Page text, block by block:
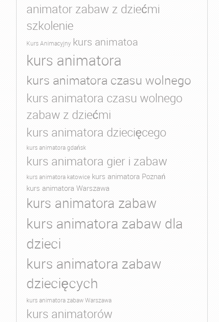
animator zabaw z dziećmi
szkolenie
Kurs Animacyjny kurs animatoa
kurs animatora
kurs animatora czasu wolnego
kurs animatora czasu wolnego
zabaw z dziećmi
kurs animatora dziecięcego
kurs animatora gdańsk
kurs animatora gier i zabaw
kurs animatora katowice kurs animatora Poznań
kurs animatora Warszawa
kurs animatora zabaw
kurs animatora zabaw dla
dzieci
kurs animatora zabaw
dziecięcych
kurs animatora zabaw Warszawa
kurs animatorów